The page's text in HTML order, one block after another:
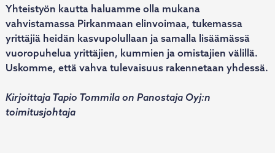
Yhteistyön kautta haluamme olla mukana
vahvistamassa Pirkanmaan elinvoimaa, tukemassa
yrittäjiä heidän kasvupolullaan ja samalla lisäämässä
vuoropuhelua yrittäjien, kummien ja omistajien välillä.
Uskomme, että vahva tulevaisuus rakennetaan yhdessä.
Kirjoittaja Tapio Tommila on Panostaja Oyj:n
toimitusjohtaja